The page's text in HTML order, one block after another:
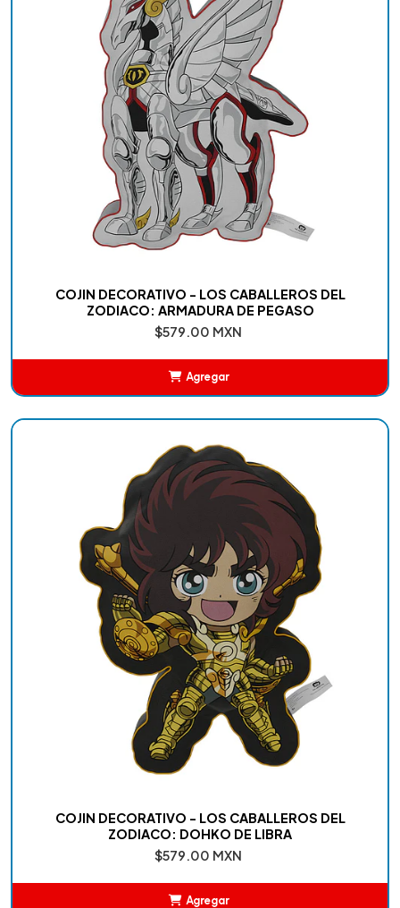
COJIN DECORATIVO - LOS CABALLEROS DEL
ZODIACO: ARMADURA DE PEGASO
$579.00 MXN
Agregar
COJIN DECORATIVO - LOS CABALLEROS DEL
ZODIACO: DOHKO DE LIBRA
$579.00 MXN
Agregar